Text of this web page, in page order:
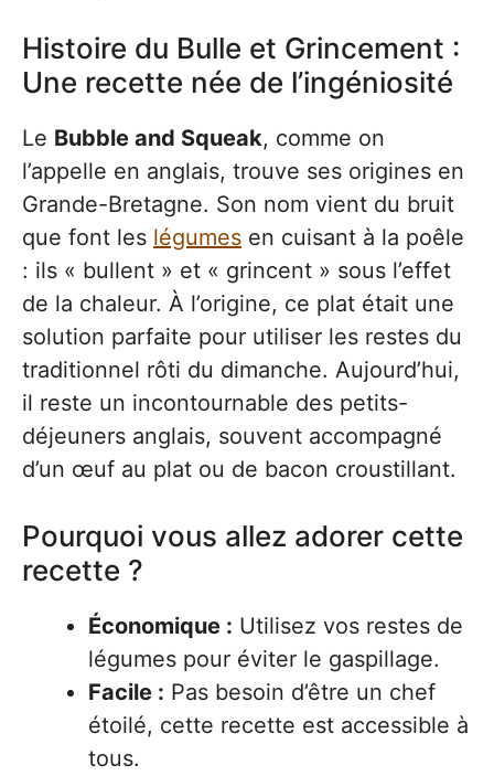
Histoire du Bulle et Grincement :
Une recette née de l’ingéniosité
Le Bubble and Squeak, comme on
l’appelle en anglais, trouve ses origines en
Grande-Bretagne. Son nom vient du bruit
que font les légumes en cuisant à la poêle
: ils « bullent » et « grincent » sous l’effet
de la chaleur. À l’origine, ce plat était une
solution parfaite pour utiliser les restes du
traditionnel rôti du dimanche. Aujourd’hui,
il reste un incontournable des petits-
déjeuners anglais, souvent accompagné
d’un œuf au plat ou de bacon croustillant.
Pourquoi vous allez adorer cette
recette ?
Économique : Utilisez vos restes de
légumes pour éviter le gaspillage.
Facile : Pas besoin d’être un chef
étoilé, cette recette est accessible à
tous.